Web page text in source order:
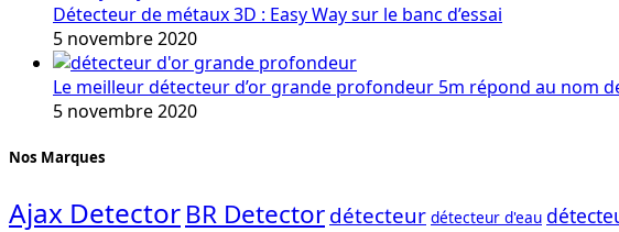
Détecteur de métaux 3D : Easy Way sur le banc d’essai
5 novembre 2020
Le meilleur détecteur d’or grande profondeur 5m répond au nom
5 novembre 2020
Nos Marques
Ajax DetectorBR Detectordétecteur détecteur d'eau